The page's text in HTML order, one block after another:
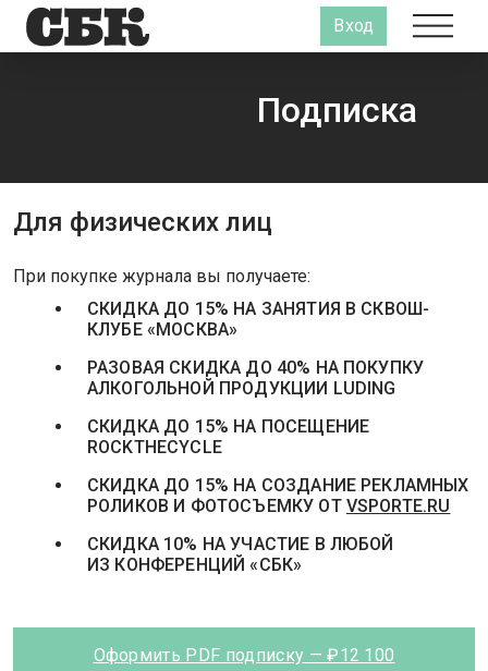
Вход
Подписка
Для физических лиц
При покупке журнала вы получаете:
СКИДКА ДО 15% НА ЗАНЯТИЯ В СКВОШ-
КЛУБЕ «МОСКВА»
РАЗОВАЯ СКИДКА ДО 40% НА ПОКУПКУ
АЛКОГОЛЬНОЙ ПРОДУКЦИИ LUDING
СКИДКА ДО 15% НА ПОСЕЩЕНИЕ
ROCKTHECYCLE
СКИДКА ДО 15% НА СОЗДАНИЕ РЕКЛАМНЫХ
РОЛИКОВ И ФОТОСЪЕМКУ ОТ VSPORTE.RU
СКИДКА 10% НА УЧАСТИЕ В ЛЮБОЙ
ИЗ КОНФЕРЕНЦИЙ «СБК»
Оформить PDF подписку — ₽12 100